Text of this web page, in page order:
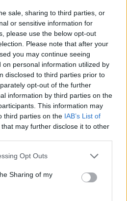
sale, sharing to third parties, or
or sensitive information for
please use the below opt-out
Please note that after your
you may continue seeing
on personal information utilized by
disclosed to third parties prior to
opt-out of the further
information by third parties on the
This information may
third parties on the IAB’s List of
that may further disclose it to other
Opt Outs
Sharing of my